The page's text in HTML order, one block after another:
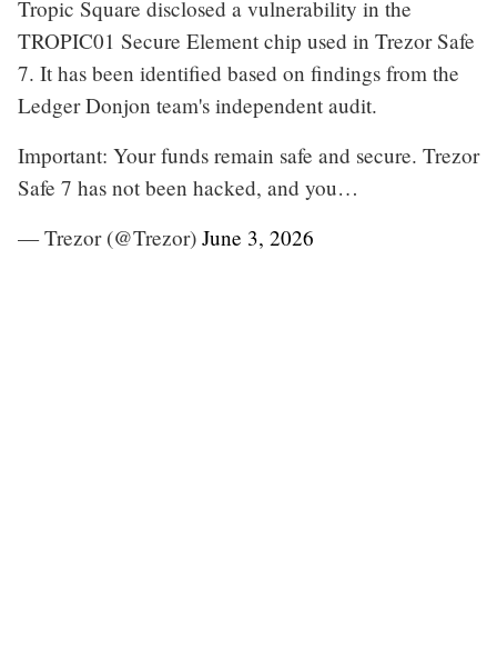
Tropic Square disclosed a vulnerability in the
TROPIC01 Secure Element chip used in Trezor Safe
7. It has been identified based on findings from the
Ledger Donjon team's independent audit.
Important: Your funds remain safe and secure. Trezor
Safe 7 has not been hacked, and you…
— Trezor (@Trezor) June 3, 2026